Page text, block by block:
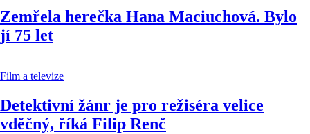
Zemřela herečka Hana Maciuchová. Bylo
jí 75 let
Film a televize
Detektivní žánr je pro režiséra velice
vděčný, říká Filip Renč